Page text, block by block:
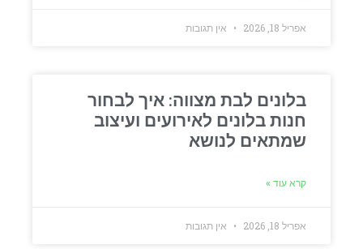
אפריל 18, 2026 אין תגובות
בלונים לבת מצווה: איך לבחור
חנות בלונים לאירועים ועיצוב
שמתאים לנושא
קרא עוד »
אפריל 18, 2026 אין תגובות